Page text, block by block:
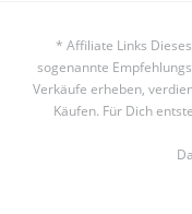
* Affiliate Links
sogenannte
Verkäufe erheben,
Käufen. Für Dich